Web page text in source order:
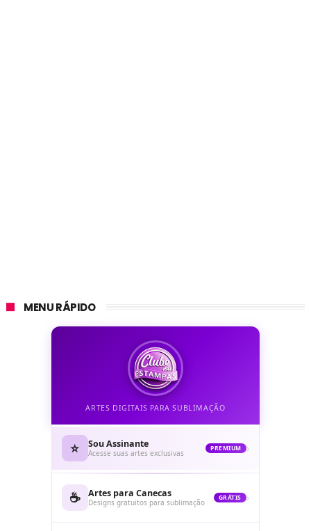
MENU RÁPIDO
ARTES DIGITAIS PARA SUBLIMAÇÃO
⭐ Sou Assinante
Acesse suas artes exclusivas
PREMIUM ›
☕ Artes para Canecas
Designs gratuitos para sublimação
GRÁTIS ›